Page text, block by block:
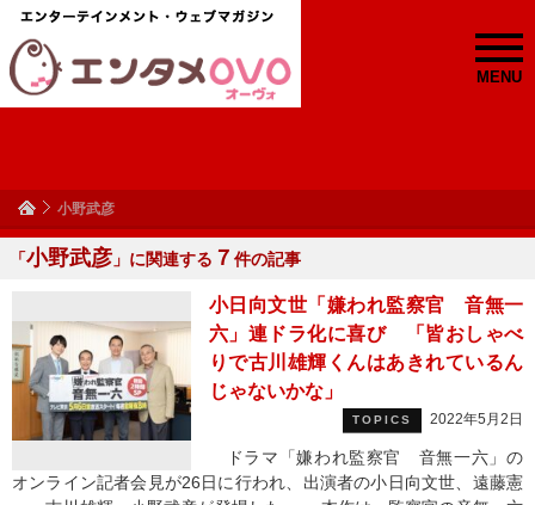
MENU
小野武彦
「小野武彦 」に関連する ７ 件の記事
小日向文世「嫌われ監察官 音無一
六」連ドラ化に喜び 「皆おしゃべ
りで古川雄輝くんはあきれているん
じゃないかな」
TOPICS 2022年5月2日
ドラマ「嫌われ監察官 音無一六」の
オンライン記者会見が26日に行われ、出演者の小日向文世、遠藤憲